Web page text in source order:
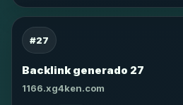
#27
Backlink generado 27
1166.xg4ken.com